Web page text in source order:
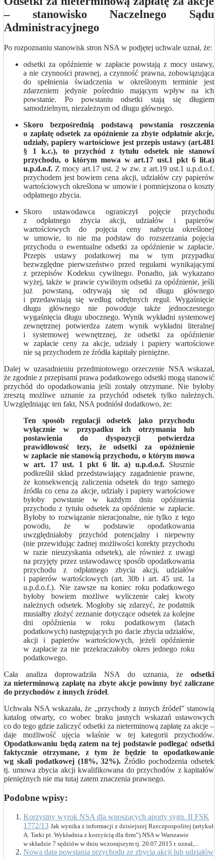
– stanowisko Naczelnego Sądu
Administracyjnego
Po rozpoznaniu stanowisk stron NSA w podjętej uchwale uznał, że:
odsetki za opóźnienie w zapłacie powstają z mocy ustawy,
a nie czynności prawnej, a czynność prawna, zobowiązująca
do spełnienia świadczenia w określonym terminie jest
zdarzeniem jedynie pośrednio mającym wpływ na ich
powstanie. Po powstaniu odsetki stają się długiem
samodzielnym, niezależnym od długu głównego.
Skoro bezpośrednią podstawą powstania roszczenia
o zapłatę odsetek za opóźnienie za zbyte odpłatnie akcje,
udziały, papiery wartościowe jest przepis ustawy (art.481
§ 1 k.c.), to przychód z tytułu odsetek nie stanowi
przychodu, o którym mowa w art.17 ust.1 pkt 6 lit.a)
u.p.d.o.f. Z mocy art.17 ust. 2 w zw. z art.19 ust.1 u.p.d.o.f.
przychodem jest bowiem cena akcji, udziałów czy papierów
wartościowych określona w umowie i pomniejszona o koszty
odpłatnego zbycia.
Skoro ustawodawca ograniczył pojęcie przychodu
z odpłatnego zbycia akcji, udziałów i papierów
wartościowych do pojęcia ceny nabycia określonej
w umowie, to nie ma podstaw do rozszerzania pojęcia
przychodu o ewentualne odsetki za opóźnienie w zapłacie.
Przepis ustawy podatkowej ma w tym przypadku
bezwzględne pierwszeństwo przed regułami wynikającymi
z przepisów Kodeksu cywilnego. Ponadto, jak wykazano
wyżej, także w prawie cywilnym odsetki za opóźnienie, jeśli
już powstaną, odrywają się od długu głównego
i przedawniają się według odrębnych reguł. Wygaśnięcie
długu głównego nie powoduje także jednoczesnego
wygaśnięcia długu ubocznego. Wynik wykładni systemowej
zewnętrznej potwierdza zatem wynik wykładni literalnej
i systemowej wewnętrznej, że odsetki za opóźnienie
w zapłacie ceny za akcje, udziały i papiery wartościowe
nie są przychodem ze źródła kapitały pieniężne.
Dalej w uzasadnieniu przedmiotowego orzeczenie NSA wskazał,
że zgodnie z przepisami prawa podatkowego odsetki mogą stanowić
przychód do opodatkowania jeśli zostały otrzymane. Nie byłoby
zresztą możliwe uznanie za przychód odsetek tylko należnych.
Uwzględniając ten fakt, NSA podniósł dodatkowo, że:
Ten sposób regulacji odsetek jako przychodu
wyłącznie w przypadku ich otrzymania lub
postawienia do dyspozycji potwierdza
prawidłowość tezy, że odsetki za opóźnienie
w zapłacie nie stanowią przychodu, o którym mowa
w art. 17 ust. 1 pkt 6 lit. a) u.p.d.o.f.Słusznie
podkreślił skład przedstawiający zagadnienie prawne,
że konsekwencją zaliczenia odsetek do tego samego
źródła co cena za akcje, udziały i papiery wartościowe
byłoby powstanie w każdym dniu opóźnienia
przychodu z tytułu odsetek za opóźnienie w zapłacie.
Byłoby to rozwiązanie nieracjonalne, nie tylko z tego
powodu, że w podstawie opodatkowania
uwzględniałoby przychód potencjalny i niepewny
(nie przewidując żadnej możliwości korekty przychodu
w razie nieuzyskania odsetek), ale również z uwagi
na przyjęty przez ustawodawcę sposób opodatkowania
przychodu z odpłatnego zbycia akcji, udziałów
i papierów wartościowych (art. 30b i art. 45 ust. 1a
u.p.d.o.f.). Nie zawsze na koniec roku podatkowego
byłoby bowiem możliwe wyliczenie całej kwoty
należnych odsetek. Mogłoby się zdarzyć, że podatnik
musiałby złożyć zeznanie dotyczące odsetek za kolejne
dni opóźnienia w roku podatkowym (latach
podatkowych) następujących po dacie zbycia udziałów,
akcji i papierów wartościowych, jeżeli opóźnienie
w zapłacie za nie przekraczałoby okres jednego roku
podatkowego.
Cała analiza doprowadziła NSA do uznania, że odsetki
za nieterminową zapłatę na zbyte akcje powinny być zaliczane
do przychodów z innych źródeł.
Uchwała NSA wskazała, że „przychody z innych źródeł” stanowią
katalog otwarty, co wobec braku jasnych wskazań ustawowych
co do tego gdzie zaliczyć odsetki za nieterminową zapłatę za akcje –
daje możliwość ujęcia właśnie w tej kategorii przychodów.
Opodatkowaniu będą zatem na tej podstawie podlegać odsetki
faktycznie otrzymane, z tym że będzie to opodatkowanie
wg skali podatkowej (18%, 32%).Źródło pochodzenia odsetek
tj. umowa zbycia akcji kwalifikowana do przychodów z kapitałów
pieniężnych nie ma tutaj zatem znaczenia prawnego.
Podobne wpisy:
Korzystny wyrok NSA dla wnoszących aporty sygn. II FSK
1772/13 Jak wynika z informacji z dzisiejszej Rzeczpospolitej (artykuł
A. Tarki pt. Wykładnia z korzyścią dla firm”) NSA w Warszawie
w składzie 7 sędziów w dniu wczorajszym tj. 20.07.2015 r. uznał,...
Nowa data powstania przychodu ze zbycia akcji lub udziałów